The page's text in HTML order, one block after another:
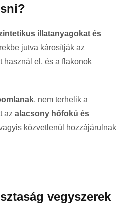
illatanyagokat és
jutva károsítják az
használ el, és a flakonok
, nem terhelik a
az alacsony hőfokú és
közvetlenül hozzájárulnak
vegyszerek